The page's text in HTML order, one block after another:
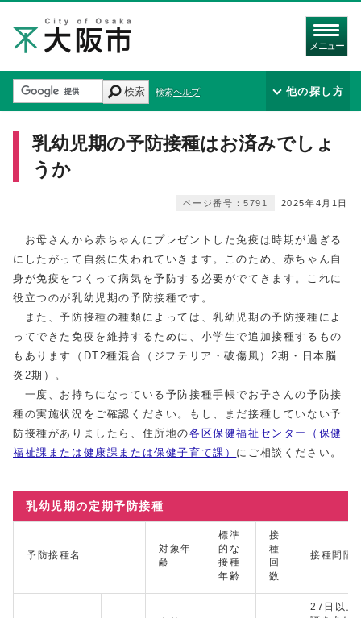
メニュー
検索 検索ヘルプ 他の探し方
乳幼児期の予防接種はお済みでしょ
うか
2025年4月1日
ページ番号：5791
お母さんから赤ちゃんにプレゼントした免疫は時期が過ぎる
にしたがって自然に失われていきます。このため、赤ちゃん自
身が免疫をつくって病気を予防する必要がでてきます。これに
役立つのが乳幼児期の予防接種です。
また、予防接種の種類によっては、乳幼児期の予防接種によ
ってできた免疫を維持するために、小学生で追加接種するもの
もあります（DT2種混合（ジフテリア・破傷風）2期・日本脳
炎2期）。
一度、お持ちになっている予防接種手帳でお子さんの予防接
種の実施状況をご確認ください。もし、まだ接種していない予
防接種がありましたら、住所地の各区保健福祉センター（保健
福祉課または健康課または保健子育て課） にご相談ください。
乳幼児期の定期予防接種
予防接種名
対象年
齢
標準
的な
接種
年齢
接
種
回
数
接種間隔
27日以上